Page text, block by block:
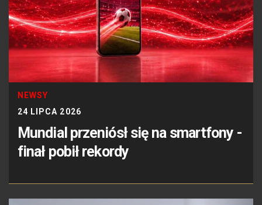
NEWSY
24 LIPCA 2026
Mundial przeniósł się na smartfony -
finał pobił rekordy